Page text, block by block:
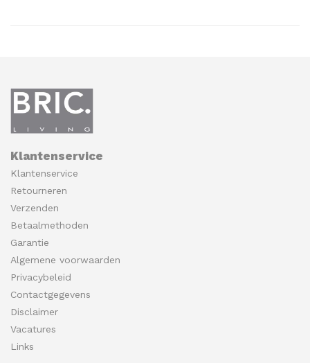
Klantenservice
Klantenservice
Retourneren
Verzenden
Betaalmethoden
Garantie
Algemene voorwaarden
Privacybeleid
Contactgegevens
Disclaimer
Vacatures
Links